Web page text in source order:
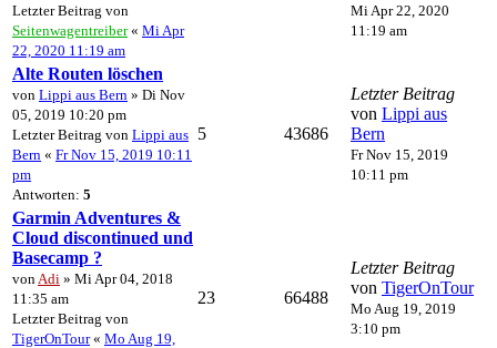
Letzter Beitrag von
Seitenwagentreiber« Mi Apr
22, 2020 11:19 am
Mi Apr 22, 2020
11:19 am
Alte Routen löschen
von Lippi aus Bern » Di Nov
05, 2019 10:20 pm
Letzter Beitrag von Lippi aus
Bern « Fr Nov 15, 2019 10:11
pm
Antworten: 5
5 43686
Letzter Beitrag
von Lippi aus
Bern
Fr Nov 15, 2019
10:11 pm
Garmin Adventures &
Cloud discontinued und
Basecamp ?
von Adi » Mi Apr 04, 2018
11:35 am
Letzter Beitrag von
TigerOnTour« Mo Aug 19,
23 66488
Letzter Beitrag
von TigerOnTour
Mo Aug 19, 2019
3:10 pm